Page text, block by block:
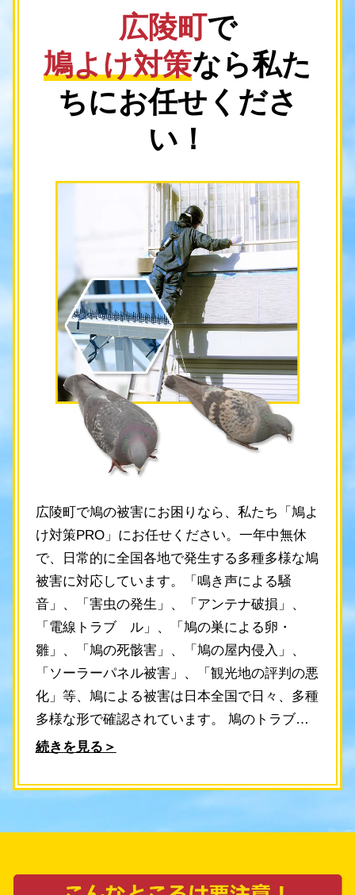
広陵町で
鳩よけ対策なら私た
ちにお任せくださ
い！
広陵町で鳩の被害にお困りなら、私たち「鳩よ
け対策PRO」にお任せください。一年中無休
で、日常的に全国各地で発生する多種多様な鳩
被害に対応しています。「鳴き声による騒
音」、「害虫の発生」、「アンテナ破損」、
「電線トラブ゙ル」、「鳩の巣による卵・
雛」、「鳩の死骸害」、「鳩の屋内侵入」、
「ソーラーパネル被害」、「観光地の評判の悪
化」等、鳩による被害は日本全国で日々、多種
多様な形で確認されています。 鳩のトラブル
には、広陵町の鳩よけ対策PROが最適です。
す。お客様からご相談いただくと、最短で30分
対策をご提案します。調査やお見積もり費用は
ッフは、長年の実績を持つ鳩よけ対策のプロフ
続きを見る＞